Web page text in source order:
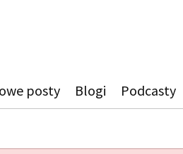
posty Blogi Podcasty